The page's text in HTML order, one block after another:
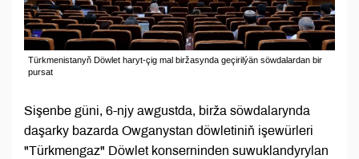
Türkmenistanyň Döwlet haryt-çig mal biržasynda geçirilýän söwdalardan bir
pursat
Sişenbe güni, 6-njy awgustda, birža söwdalarynda
daşarky bazarda Owganystan döwletiniň işewürleri
"Türkmengaz" Döwlet konserninden suwuklandyrylan